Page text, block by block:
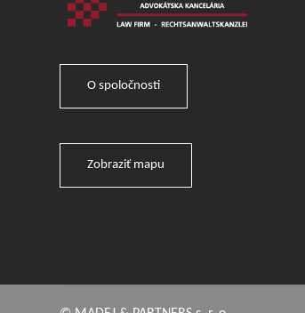
O spoločnosti
Zobraziť mapu